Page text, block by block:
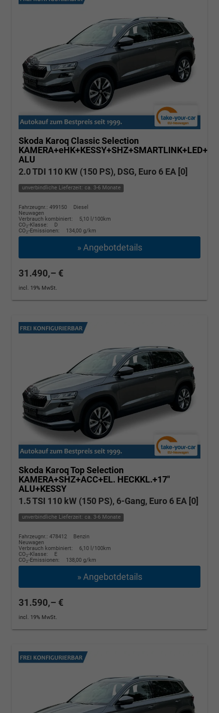
Skoda Karoq Classic Selection
ALU
2.0 TDI 110 KW (150 PS), DSG, Euro 6 EA [0]
unverbindliche Lieferzeit: ca. 3-6 Monate
Fahrzeugnr.: 499150
Diesel
Neuwagen
Verbrauch kombiniert:
5,10 l/100km
CO2-Klasse:
D
CO2-Emissionen: 134,00 g/km
» Angebotdetails
31.490,– €
incl. 19% MwSt.
Skoda KaroqTop Selection
KAMERA+SHZ+ACC+EL. HECKKL.+17"
ALU+KESSY
1.5 TSI 110 kW (150 PS), 6-Gang, Euro 6 EA [0]
unverbindliche Lieferzeit: ca. 3-6 Monate
Fahrzeugnr.: 478412
Benzin
Neuwagen
Verbrauch kombiniert:
6,10 l/100km
CO2-Klasse:
E
CO2-Emissionen: 138,00 g/km
» Angebotdetails
31.590,– €
incl. 19% MwSt.